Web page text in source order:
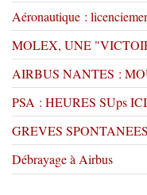
Aéronautique :
MOLEX, UNE
AIRBUS NANTES :
PSA : HEURES SUps
GREVES
Débrayage à Airbus